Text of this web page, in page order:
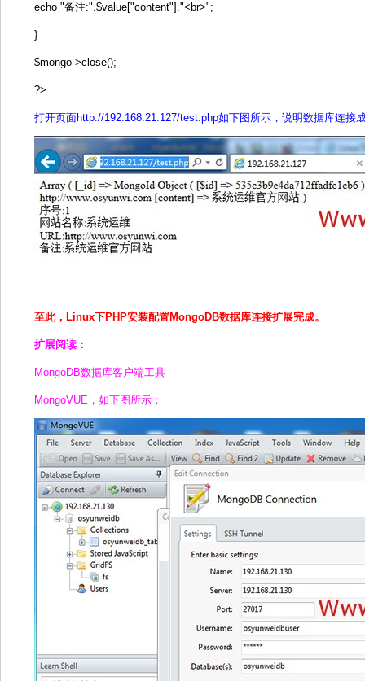
echo "备注:".$value["content"]."<br>";
}
$mongo->close();
?>
打开页面http://192.168.21.127/test.php如下图所示，说明数据库连接
至此，Linux下PHP安装配置MongoDB数据库连接扩展完成。
扩展阅读：
MongoDB数据库客户端工具
MongoVUE，如下图所示：